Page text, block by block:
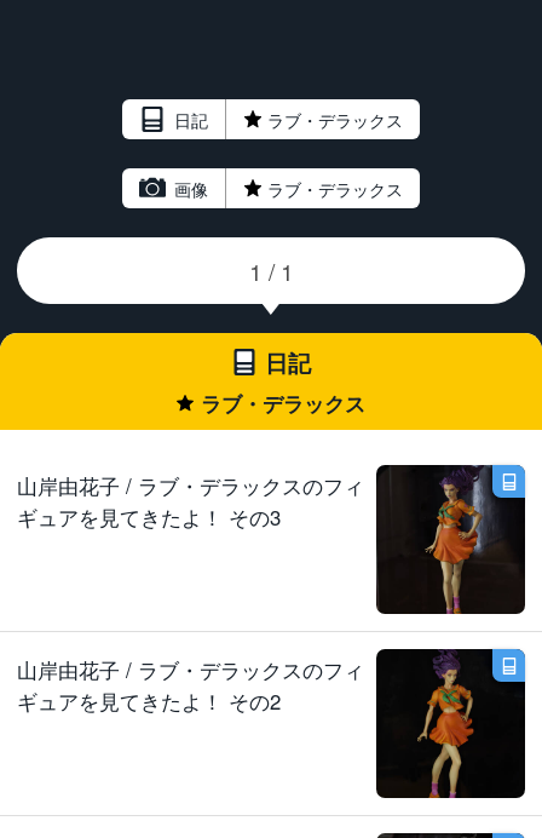
日記
★ ラブ・デラックス
画像
★ ラブ・デラックス
日記
ラブ・デラックス
山岸由花子 / ラブ・デラックスのフィ
ギュアを見てきたよ！ その3
山岸由花子 / ラブ・デラックスのフィ
ギュアを見てきたよ！ その2